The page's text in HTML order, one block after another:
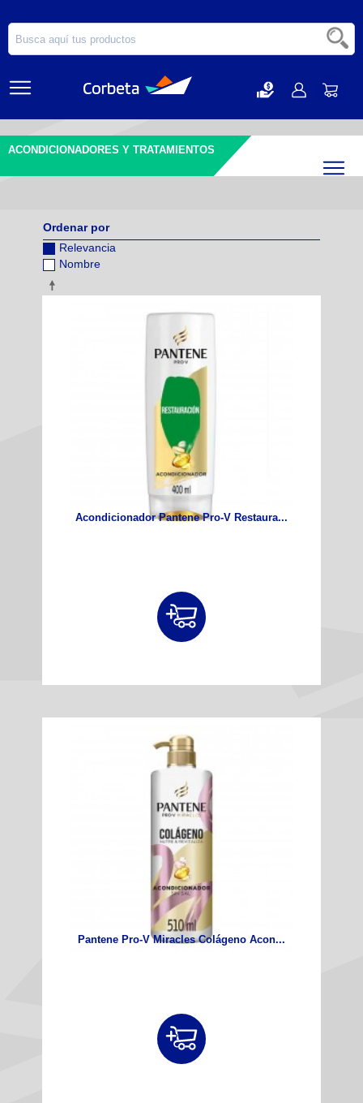
ACONDICIONADORES Y TRATAMIENTOS
Ordenar por
Relevancia
Nombre
Acondicionador Pantene Pro-V Restaura...
Pantene Pro-V Miracles Colágeno Acon...